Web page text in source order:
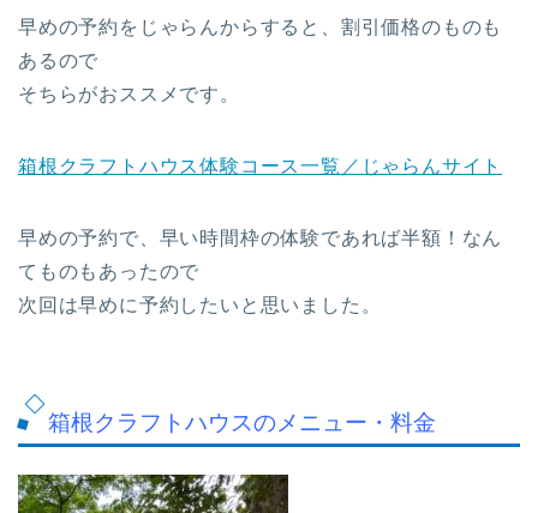
早めの予約をじゃらんからすると、割引価格のものも
あるので
そちらがおススメです。
箱根クラフトハウス体験コース一覧／じゃらんサイト
早めの予約で、早い時間枠の体験であれば半額！なん
てものもあったので
次回は早めに予約したいと思いました。
箱根クラフトハウスのメニュー・料金